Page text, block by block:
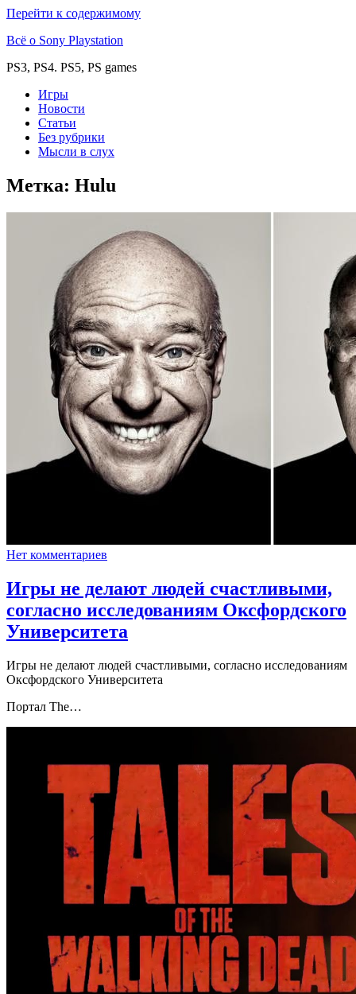
Перейти к содержимому
Всё о Sony Playstation
PS3, PS4. PS5, PS games
Игры
Новости
Статьи
Без рубрики
Мысли в слух
Метка: Hulu
Нет комментариев
Игры не делают людей счастливыми,
согласно исследованиям Оксфордского
Университета
Игры не делают людей счастливыми, согласно исследованиям
Оксфордского Университета
Портал The…